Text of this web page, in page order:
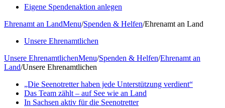
Eigene Spendenaktion anlegen
Ehrenamt an LandMenu/Spenden & Helfen/Ehrenamt an Land
Unsere Ehrenamtlichen
Unsere EhrenamtlichenMenu/Spenden & Helfen/Ehrenamt an
Land/Unsere Ehrenamtlichen
„Die Seenotretter haben jede Unterstützung verdient“
Das Team zählt – auf See wie an Land
In Sachsen aktiv für die Seenotretter